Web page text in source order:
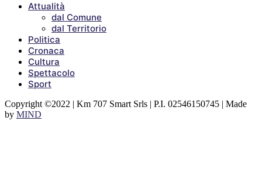
Attualità
dal Comune
dal Territorio
Politica
Cronaca
Cultura
Spettacolo
Sport
Copyright ©2022 | Km 707 Smart Srls | P.I. 02546150745 | Made
by MIND